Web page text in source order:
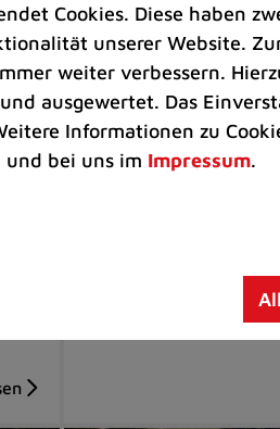
Veranstaltungen
Kultkicker Ansgar
Cookies. Diese haben
unserer Website.
weiter verbessern.
ausgewertet. Das
Informationen zu
und bei uns im Impressum.